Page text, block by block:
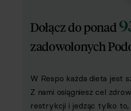
Dołącz do ponad
zadowolonych
W Respo każda dieta jest
Z nami osiągniesz cel
restrykcji i jedząc tylko to,